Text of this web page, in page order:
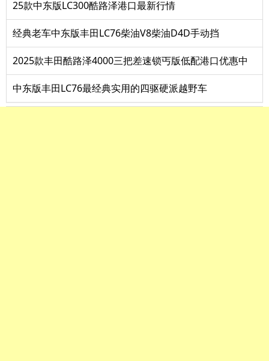
25款中东版LC300酷路泽港口最新行情
经典老车中东版丰田LC76柴油V8柴油D4D手动挡
2025款丰田酷路泽4000三把差速锁丐版低配港口优惠中
中东版丰田LC76最经典实用的四驱硬派越野车